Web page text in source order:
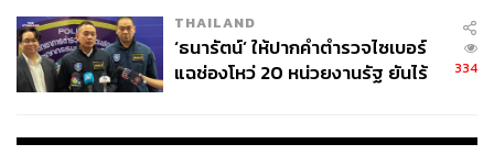
จ่ายหนี้-แอบระบุแบรนด์
THAILAND
‘ธนารัตน์’ ให้ปากคำตำรวจไซเบอร์
แฉช่องโหว่ 20 หน่วยงานรัฐ ยันไร้
334